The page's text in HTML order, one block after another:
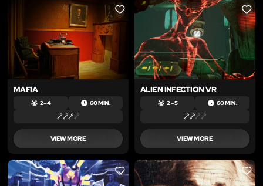
LIKE
MAFIA
2 – 4 60 MIN.
VIEW MORE
LIKE
ALIEN INFECTION VR
2 – 5 60 MIN.
VIEW MORE
LIKE LIKE